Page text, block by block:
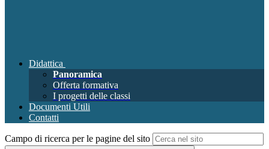
Didattica
Panoramica
Offerta formativa
I progetti delle classi
Documenti Utili
Contatti
Campo di ricerca per le pagine del sito